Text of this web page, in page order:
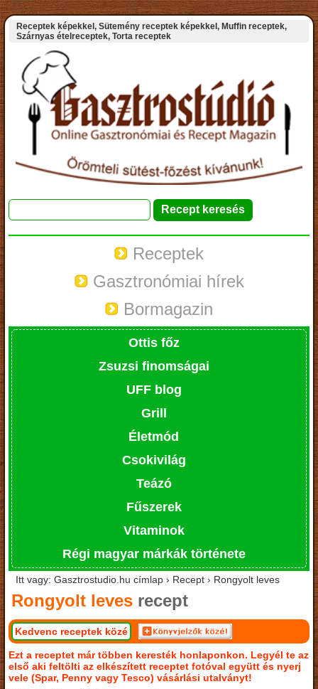
Receptek képekkel, Sütemény receptek képekkel, Muffin receptek,
Szárnyas ételreceptek, Torta receptek
Receptek
Gasztronómiai hírek
Bormagazin
Ottis főz
Zsuzsi finomságai
UFF blog
Grill
Életmód
Csokivilág
Teázó
Fűszerek
Vitaminok
Régi magyar márkák története
Itt vagy: Gasztrostudio.hu címlap › Recept › Rongyolt leves
Rongyolt leves recept
Kedvenc receptek közé
Ezt a receptet már többen keresték honlaponkon. Legyél te az
első aki feltölti az elkészített receptet fotóval együtt és nyerj
vele (Spar, Penny vagy Tesco) vásárlási utalványt!